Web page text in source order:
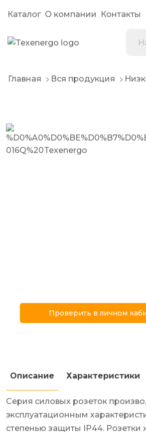
Каталог О компании Контакты
Главная Вся продукция
Проверить в личном
Описание Характеристики
Серия силовых розеток
эксплуатационным
степенью защиты IP44.